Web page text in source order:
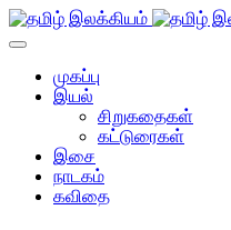
முகப்பு
இயல்
சிறுகதைகள்
கட்டுரைகள்
இசை
நாடகம்
கவிதை